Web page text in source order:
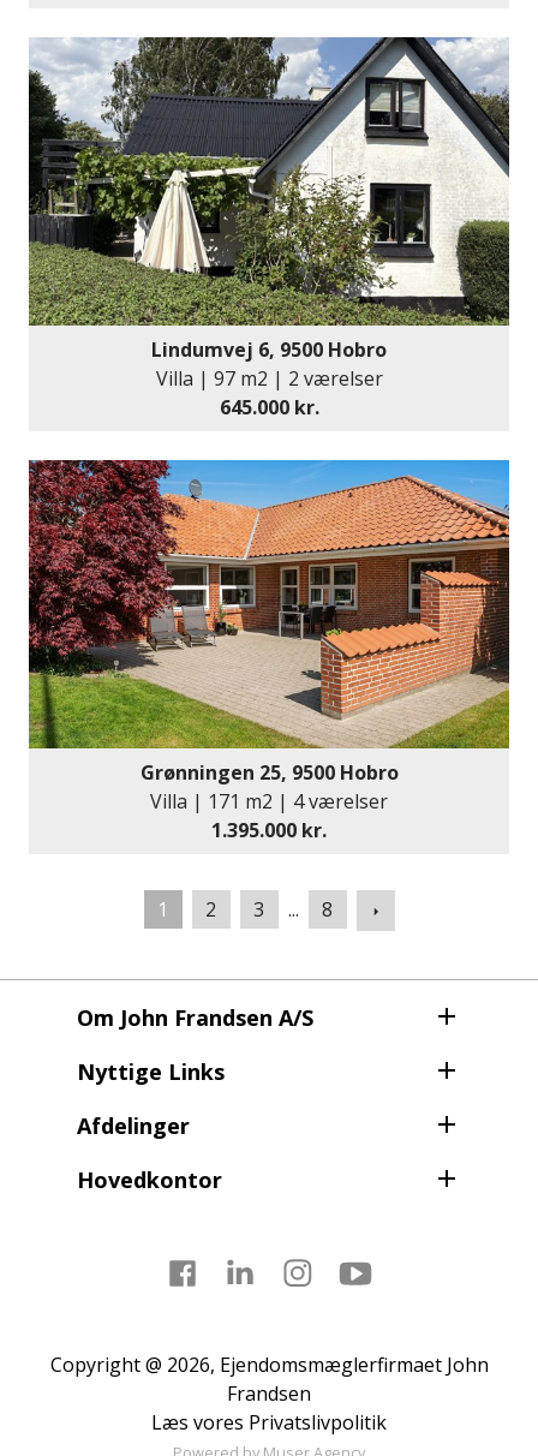
Lindumvej 6, 9500 Hobro
Villa | 97 m2 | 2 værelser
645.000 kr.
Grønningen 25, 9500 Hobro
Villa | 171 m2 | 4 værelser
1.395.000 kr.
1 2 3 ... 8
side
Om John Frandsen A/S
Nyttige Links
Afdelinger
Hovedkontor
FacebookLinkedIn Instagram
Copyright @ 2026, Ejendomsmæglerfirmaet John
Frandsen
Læs vores Privatslivpolitik